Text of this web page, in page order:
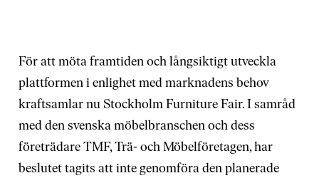
För att möta framtiden och långsiktigt utveckla
plattformen i enlighet med marknadens behov
kraftsamlar nu Stockholm Furniture Fair. I samråd
med den svenska möbelbranschen och dess
företrädare TMF, Trä- och Möbelföretagen, har
beslutet tagits att inte genomföra den planerade